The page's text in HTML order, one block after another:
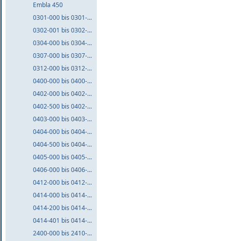
Embla 450
0301-000 bis 0301-999
0302-001 bis 0302-999
0304-000 bis 0304-999
0307-000 bis 0307-999
0312-000 bis 0312-999
0400-000 bis 0400-999
0402-000 bis 0402-499
0402-500 bis 0402-999
0403-000 bis 0403-999
0404-000 bis 0404-499
0404-500 bis 0404-999
0405-000 bis 0405-999
0406-000 bis 0406-999
0412-000 bis 0412-999
0414-000 bis 0414-199
0414-200 bis 0414-400
0414-401 bis 0414-999
2400-000 bis 2410-999